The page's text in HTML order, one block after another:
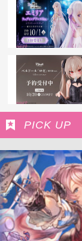
PICK UP